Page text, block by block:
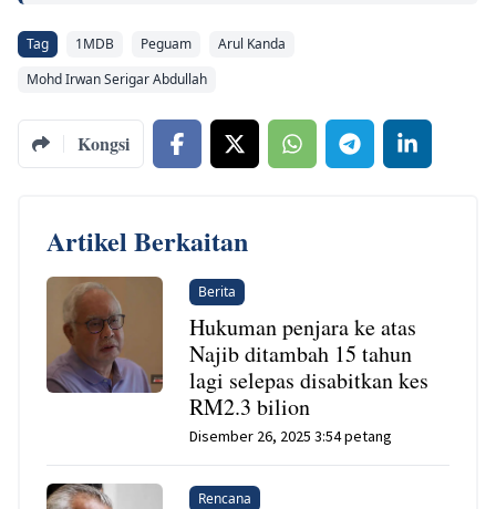
Tag 1MDB Peguam
Arul Kanda
Mohd Irwan Serigar Abdullah
Kongsi
Artikel Berkaitan
Berita
Hukuman penjara ke atas
Najib ditambah 15 tahun
lagi selepas disabitkan kes
RM2.3 bilion
Disember 26, 2025 3:54 petang
Rencana